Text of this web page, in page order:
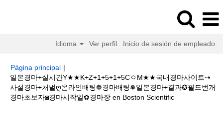
Idioma Ver perfil Inicio de sesión de empleado
Página principal |
일본경마+실시간Y★★K+Z+1+5+1+5CㅇM★★국내경마사이트⇢
사설경마+처벌ღ온라인배팅❁경마배팅❅일본경마+결과✪필드번개
경마초보자◙경마시작일✿경마장 en Boston Scientific(página